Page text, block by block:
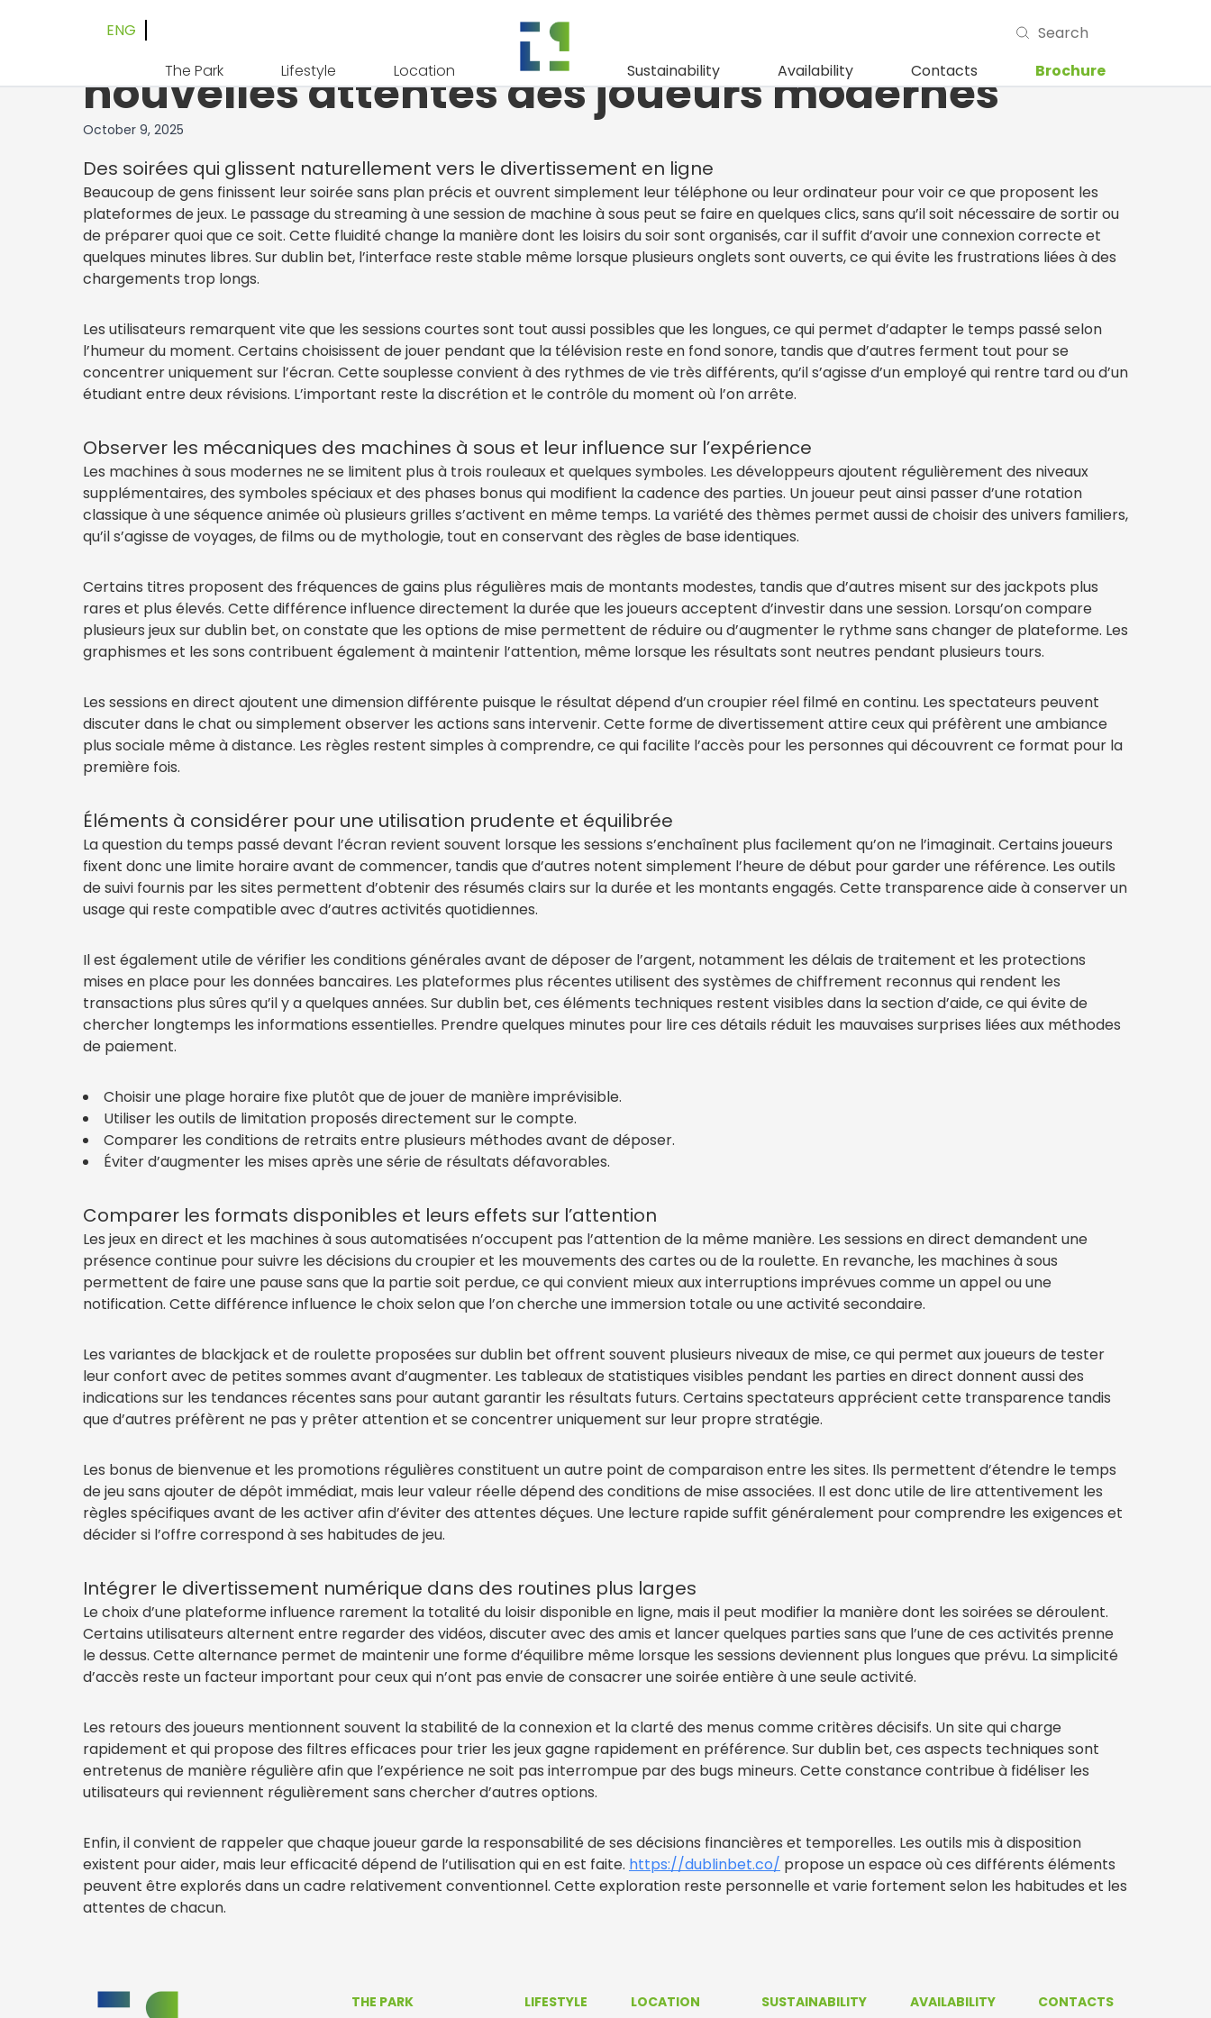
ENG
The Park
Lifestyle Location Sustainability Availability Contacts Brochure
Le quotidien discret de dublin bet face aux
nouvelles attentes des joueurs modernes
October 9, 2025
Des soirées qui glissent naturellement vers le divertissement en ligne
Beaucoup de gens finissent leur soirée sans plan précis et ouvrent simplement leur téléphone ou leur ordinateur pour voir ce que proposent les
plateformes de jeux. Le passage du streaming à une session de machine à sous peut se faire en quelques clics, sans qu’il soit nécessaire de sortir ou
de préparer quoi que ce soit. Cette fluidité change la manière dont les loisirs du soir sont organisés, car il suffit d’avoir une connexion correcte et
quelques minutes libres. Sur dublin bet, l’interface reste stable même lorsque plusieurs onglets sont ouverts, ce qui évite les frustrations liées à des
chargements trop longs.
Les utilisateurs remarquent vite que les sessions courtes sont tout aussi possibles que les longues, ce qui permet d’adapter le temps passé selon
l’humeur du moment. Certains choisissent de jouer pendant que la télévision reste en fond sonore, tandis que d’autres ferment tout pour se
concentrer uniquement sur l’écran. Cette souplesse convient à des rythmes de vie très différents, qu’il s’agisse d’un employé qui rentre tard ou d’un
étudiant entre deux révisions. L’important reste la discrétion et le contrôle du moment où l’on arrête.
Observer les mécaniques des machines à sous et leur influence sur l’expérience
Les machines à sous modernes ne se limitent plus à trois rouleaux et quelques symboles. Les développeurs ajoutent régulièrement des niveaux
supplémentaires, des symboles spéciaux et des phases bonus qui modifient la cadence des parties. Un joueur peut ainsi passer d’une rotation
classique à une séquence animée où plusieurs grilles s’activent en même temps. La variété des thèmes permet aussi de choisir des univers familiers,
qu’il s’agisse de voyages, de films ou de mythologie, tout en conservant des règles de base identiques.
Certains titres proposent des fréquences de gains plus régulières mais de montants modestes, tandis que d’autres misent sur des jackpots plus
rares et plus élevés. Cette différence influence directement la durée que les joueurs acceptent d’investir dans une session. Lorsqu’on compare
plusieurs jeux sur dublin bet, on constate que les options de mise permettent de réduire ou d’augmenter le rythme sans changer de plateforme. Les
graphismes et les sons contribuent également à maintenir l’attention, même lorsque les résultats sont neutres pendant plusieurs tours.
Les sessions en direct ajoutent une dimension différente puisque le résultat dépend d’un croupier réel filmé en continu. Les spectateurs peuvent
discuter dans le chat ou simplement observer les actions sans intervenir. Cette forme de divertissement attire ceux qui préfèrent une ambiance
plus sociale même à distance. Les règles restent simples à comprendre, ce qui facilite l’accès pour les personnes qui découvrent ce format pour la
première fois.
Éléments à considérer pour une utilisation prudente et équilibrée
La question du temps passé devant l’écran revient souvent lorsque les sessions s’enchaînent plus facilement qu’on ne l’imaginait. Certains joueurs
fixent donc une limite horaire avant de commencer, tandis que d’autres notent simplement l’heure de début pour garder une référence. Les outils
de suivi fournis par les sites permettent d’obtenir des résumés clairs sur la durée et les montants engagés. Cette transparence aide à conserver un
usage qui reste compatible avec d’autres activités quotidiennes.
Il est également utile de vérifier les conditions générales avant de déposer de l’argent, notamment les délais de traitement et les protections
mises en place pour les données bancaires. Les plateformes plus récentes utilisent des systèmes de chiffrement reconnus qui rendent les
transactions plus sûres qu’il y a quelques années. Sur dublin bet, ces éléments techniques restent visibles dans la section d’aide, ce qui évite de
chercher longtemps les informations essentielles. Prendre quelques minutes pour lire ces détails réduit les mauvaises surprises liées aux méthodes
de paiement.
Choisir une plage horaire fixe plutôt que de jouer de manière imprévisible.
Utiliser les outils de limitation proposés directement sur le compte.
Comparer les conditions de retraits entre plusieurs méthodes avant de déposer.
Éviter d’augmenter les mises après une série de résultats défavorables.
Comparer les formats disponibles et leurs effets sur l’attention
Les jeux en direct et les machines à sous automatisées n’occupent pas l’attention de la même manière. Les sessions en direct demandent une
présence continue pour suivre les décisions du croupier et les mouvements des cartes ou de la roulette. En revanche, les machines à sous
permettent de faire une pause sans que la partie soit perdue, ce qui convient mieux aux interruptions imprévues comme un appel ou une
notification. Cette différence influence le choix selon que l’on cherche une immersion totale ou une activité secondaire.
Les variantes de blackjack et de roulette proposées sur dublin bet offrent souvent plusieurs niveaux de mise, ce qui permet aux joueurs de tester
leur confort avec de petites sommes avant d’augmenter. Les tableaux de statistiques visibles pendant les parties en direct donnent aussi des
indications sur les tendances récentes sans pour autant garantir les résultats futurs. Certains spectateurs apprécient cette transparence tandis
que d’autres préfèrent ne pas y prêter attention et se concentrer uniquement sur leur propre stratégie.
Les bonus de bienvenue et les promotions régulières constituent un autre point de comparaison entre les sites. Ils permettent d’étendre le temps
de jeu sans ajouter de dépôt immédiat, mais leur valeur réelle dépend des conditions de mise associées. Il est donc utile de lire attentivement les
règles spécifiques avant de les activer afin d’éviter des attentes déçues. Une lecture rapide suffit généralement pour comprendre les exigences et
décider si l’offre correspond à ses habitudes de jeu.
Intégrer le divertissement numérique dans des routines plus larges
Le choix d’une plateforme influence rarement la totalité du loisir disponible en ligne, mais il peut modifier la manière dont les soirées se déroulent.
Certains utilisateurs alternent entre regarder des vidéos, discuter avec des amis et lancer quelques parties sans que l’une de ces activités prenne
le dessus. Cette alternance permet de maintenir une forme d’équilibre même lorsque les sessions deviennent plus longues que prévu. La simplicité
d’accès reste un facteur important pour ceux qui n’ont pas envie de consacrer une soirée entière à une seule activité.
Les retours des joueurs mentionnent souvent la stabilité de la connexion et la clarté des menus comme critères décisifs. Un site qui charge
rapidement et qui propose des filtres efficaces pour trier les jeux gagne rapidement en préférence. Sur dublin bet, ces aspects techniques sont
entretenus de manière régulière afin que l’expérience ne soit pas interrompue par des bugs mineurs. Cette constance contribue à fidéliser les
utilisateurs qui reviennent régulièrement sans chercher d’autres options.
Enfin, il convient de rappeler que chaque joueur garde la responsabilité de ses décisions financières et temporelles. Les outils mis à disposition
existent pour aider, mais leur efficacité dépend de l’utilisation qui en est faite. https://dublinbet.co/ propose un espace où ces différents éléments
peuvent être explorés dans un cadre relativement conventionnel. Cette exploration reste personnelle et varie fortement selon les habitudes et les
attentes de chacun.
THE PARK LIFESTYLE LOCATION SUSTAINABILITY AVAILABILITY CONTACTS